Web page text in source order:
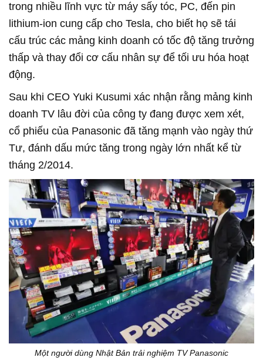
trong nhiều lĩnh vực từ máy sấy tóc, PC, đến pin
lithium-ion cung cấp cho Tesla, cho biết họ sẽ tái
cấu trúc các mảng kinh doanh có tốc độ tăng trưởng
thấp và thay đổi cơ cấu nhân sự để tối ưu hóa hoạt
động.
Sau khi CEO Yuki Kusumi xác nhận rằng mảng kinh
doanh TV lâu đời của công ty đang được xem xét,
cổ phiếu của Panasonic đã tăng mạnh vào ngày thứ
Tư, đánh dấu mức tăng trong ngày lớn nhất kể từ
tháng 2/2014.
Một người dùng Nhật Bản trải nghiệm TV Panasonic